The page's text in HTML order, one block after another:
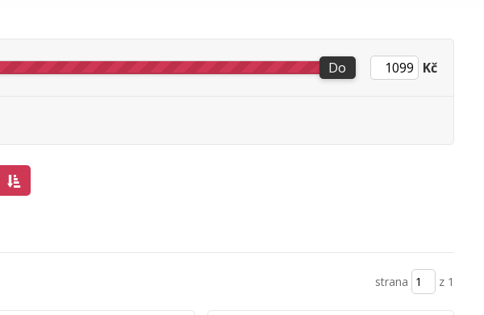
Do Kč
strana z 1